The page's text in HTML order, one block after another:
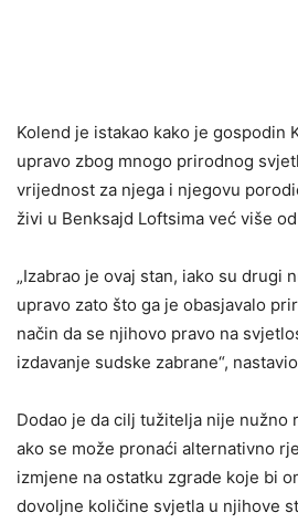
Kolend je istakao kako je gospodin
upravo zbog mnogo prirodnog
vrijednost za njega i njegovu
živi u Benksajd Loftsima već više od
„Izabrao je ovaj stan, iako su drugi
upravo zato što ga je obasjavalo
način da se njihovo pravo na
izdavanje sudske zabrane“,
Dodao je da cilj tužitelja nije nužno
ako se može pronaći alternativno
izmjene na ostatku zgrade koje bi
dovoljne količine svjetla u njihove